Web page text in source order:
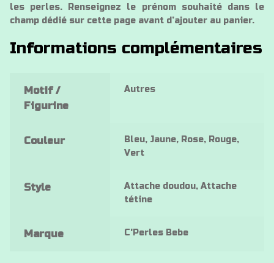
les perles. Renseignez le prénom souhaité dans le
champ dédié sur cette page avant d’ajouter au panier.
Informations complémentaires
Motif /
Figurine
Autres
Couleur
Bleu, Jaune, Rose, Rouge,
Vert
Style
Attache doudou, Attache
tétine
Marque C'Perles Bebe